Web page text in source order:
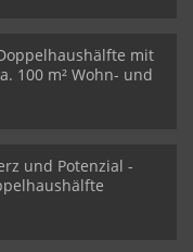
Doppelhaushälfte mit
100 m² Wohn- und
und Potenzial -